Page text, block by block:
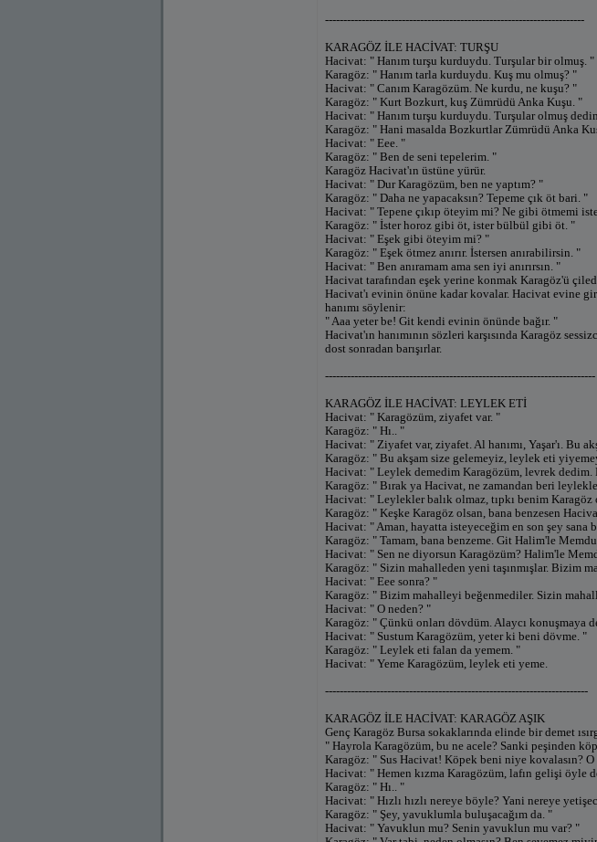
-----------------------------------------------------------------------
KARAGÖZ İLE HACİVAT: TURŞU
Hacivat: " Hanım turşu kurduydu. Turşular bir olmuş. "
Karagöz: " Hanım tarla kurduydu. Kuş mu olmuş? "
Hacivat: " Canım Karagözüm. Ne kurdu, ne kuşu? "
Karagöz: " Kurt Bozkurt, kuş Zümrüdü Anka Kuşu. "
Hacivat: " Hanım turşu kurduydu. Turşular olmuş
Karagöz: " Hani masalda Bozkurtlar Zümrüdü Anka
Hacivat: " Eee. "
Karagöz: " Ben de seni tepelerim. "
Karagöz Hacivat'ın üstüne yürür.
Hacivat: " Dur Karagözüm, ben ne yaptım? "
Karagöz: " Daha ne yapacaksın? Tepeme çık öt bari. "
Hacivat: " Tepene çıkıp öteyim mi? Ne gibi ötmemi
Karagöz: " İster horoz gibi öt, ister bülbül gibi öt. "
Hacivat: " Eşek gibi öteyim mi? "
Karagöz: " Eşek ötmez anırır. İstersen anırabilirsin. "
Hacivat: " Ben anıramam ama sen iyi anırırsın. "
Hacivat tarafından eşek yerine konmak Karagöz'ü
Hacivat'ı evinin önüne kadar kovalar. Hacivat evine
hanımı söylenir:
" Aaa yeter be! Git kendi evinin önünde bağır. "
Hacivat'ın hanımının sözleri karşısında Karagöz
dost sonradan barışırlar.
--------------------------------------------------------------------------
KARAGÖZ İLE HACİVAT: LEYLEK ETİ
Hacivat: " Karagözüm, ziyafet var. "
Karagöz: " Hı.. "
Hacivat: " Ziyafet var, ziyafet. Al hanımı, Yaşar'ı. Bu
Karagöz: " Bu akşam size gelemeyiz, leylek eti
Hacivat: " Leylek demedim Karagözüm, levrek dedim.
Karagöz: " Bırak ya Hacivat, ne zamandan beri
Hacivat: " Leylekler balık olmaz, tıpkı benim Karagöz
Karagöz: " Keşke Karagöz olsan, bana benzesen
Hacivat: " Aman, hayatta isteyeceğim en son şey sana
Karagöz: " Tamam, bana benzeme. Git Halim'le
Hacivat: " Sen ne diyorsun Karagözüm? Halim'le
Karagöz: " Sizin mahalleden yeni taşınmışlar. Bizim
Hacivat: " Eee sonra? "
Karagöz: " Bizim mahalleyi beğenmediler. Sizin
Hacivat: " O neden? "
Karagöz: " Çünkü onları dövdüm. Alaycı konuşmaya
Hacivat: " Sustum Karagözüm, yeter ki beni dövme. "
Karagöz: " Leylek eti falan da yemem. "
Hacivat: " Yeme Karagözüm, leylek eti yeme.
------------------------------------------------------------------------
KARAGÖZ İLE HACİVAT: KARAGÖZ AŞIK
Genç Karagöz Bursa sokaklarında elinde bir demet
" Hayrola Karagözüm, bu ne acele? Sanki peşinden
Karagöz: " Sus Hacivat! Köpek beni niye kovalasın?
Hacivat: " Hemen kızma Karagözüm, lafın gelişi öyle
Karagöz: " Hı.. "
Hacivat: " Hızlı hızlı nereye böyle? Yani nereye
Karagöz: " Şey, yavuklumla buluşacağım da. "
Hacivat: " Yavuklun mu? Senin yavuklun mu var? "